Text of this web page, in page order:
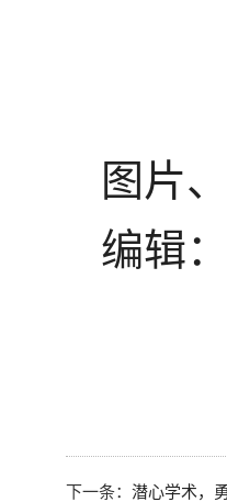
图片
编辑
下一条： 潜心学术，